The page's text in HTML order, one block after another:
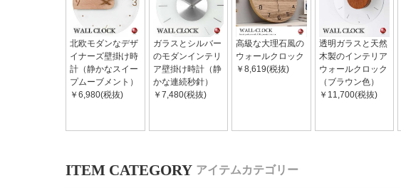
北欧モダンなデザ
イナーズ壁掛け時
計（静かなスイー
プムーブメント）
￥6,980(税抜)
ガラスとシルバー
のモダンインテリ
ア壁掛け時計（静
かな連続秒針）
￥7,480(税抜)
高級な大理石風の
ウォールクロック
￥8,619(税抜)
透明ガラスと天然
木製のインテリア
ウォールクロック
（ブラウン色）
￥11,700(税抜)
アイテムカテゴリー